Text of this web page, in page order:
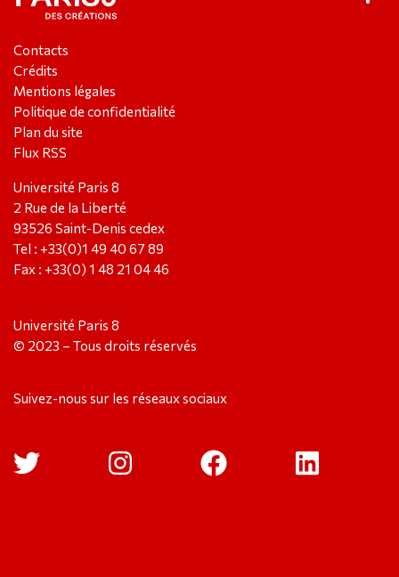
Contacts
Crédits
Mentions légales
Politique de confidentialité
Plan du site
Flux RSS
Université Paris 8
2 Rue de la Liberté
93526 Saint-Denis cedex
Tel : +33(0)1 49 40 67 89
Fax : +33(0) 1 48 21 04 46
Université Paris 8
© 2023 – Tous droits réservés
Suivez-nous sur les réseaux sociaux